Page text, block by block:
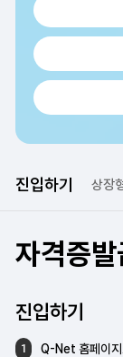
진입하기 상장
자격증발
진입하기
1 Q-Net 홈페이지